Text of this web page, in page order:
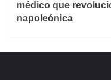
médico que
napoleónica